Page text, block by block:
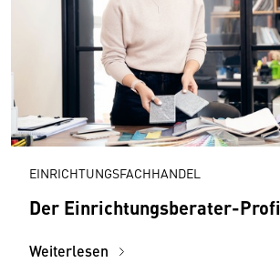
EINRICHTUNGSFACHHANDEL
Der Einrichtungsberater-Profi
Weiterlesen